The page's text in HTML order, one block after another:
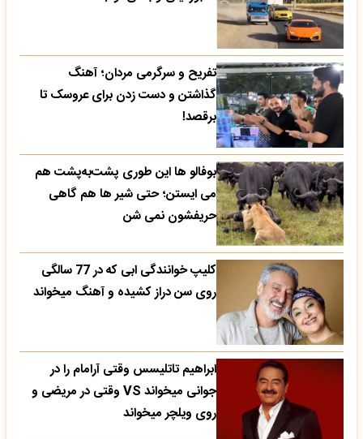
تفریح و سرگرمی مردان؛ آهنگ
گذاشتن و دست زدن برای عروسک تا
برقصد!
بوفالو ها این‌ طوری پشت‌به‌پشت هم
می‌ ایستن؛ حتی شیر ها هم گاهی
حریفشون نمی‌ شن
کلیپ خوانندگی ابی که در 77 سالگی
روی سن دراز کشیده و آهنگ میخواند
ابراهیم تاتلیسس وقتی آرامام را در
جوانی میخواند VS وقتی در مریضی و
روی ویلچر میخواند